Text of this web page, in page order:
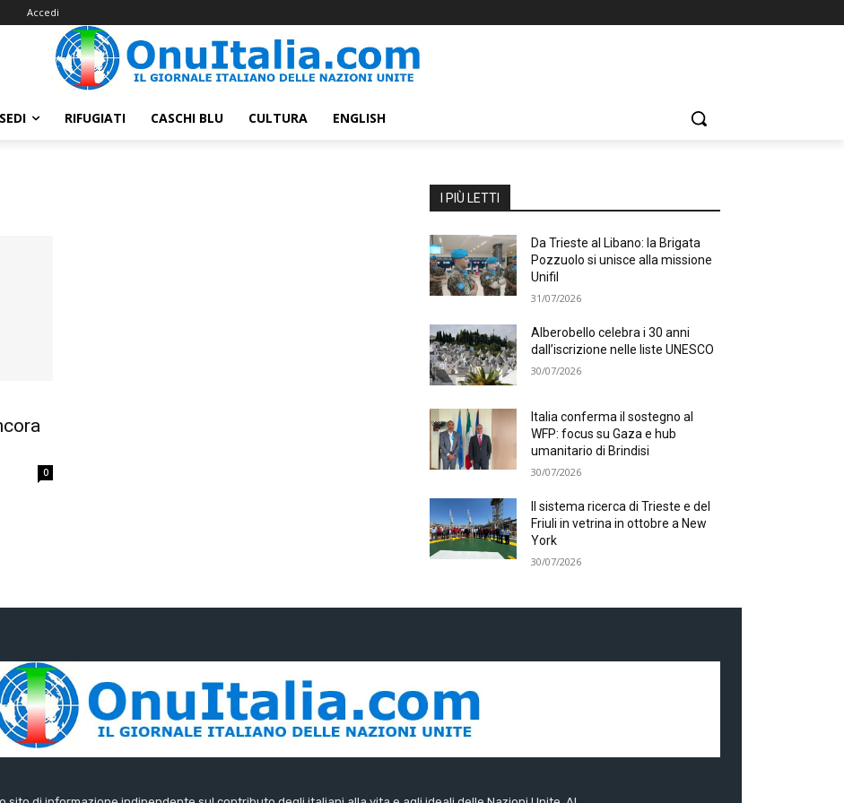
Accedi
RIFUGIATI CASCHI BLU CULTURA ENGLISH
0
I PIÙ LETTI
Da Trieste al Libano: la Brigata
Pozzuolo si unisce alla missione
Unifil
31/07/2026
Alberobello celebra i 30 anni
dall’iscrizione nelle liste UNESCO
30/07/2026
Italia conferma il sostegno al
WFP: focus su Gaza e hub
umanitario di Brindisi
30/07/2026
Il sistema ricerca di Trieste e del
Friuli in vetrina in ottobre a New
York
30/07/2026